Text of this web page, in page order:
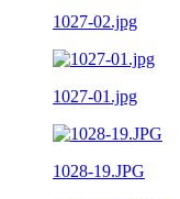
1027-02.jpg
1027-01.jpg
1028-19.JPG